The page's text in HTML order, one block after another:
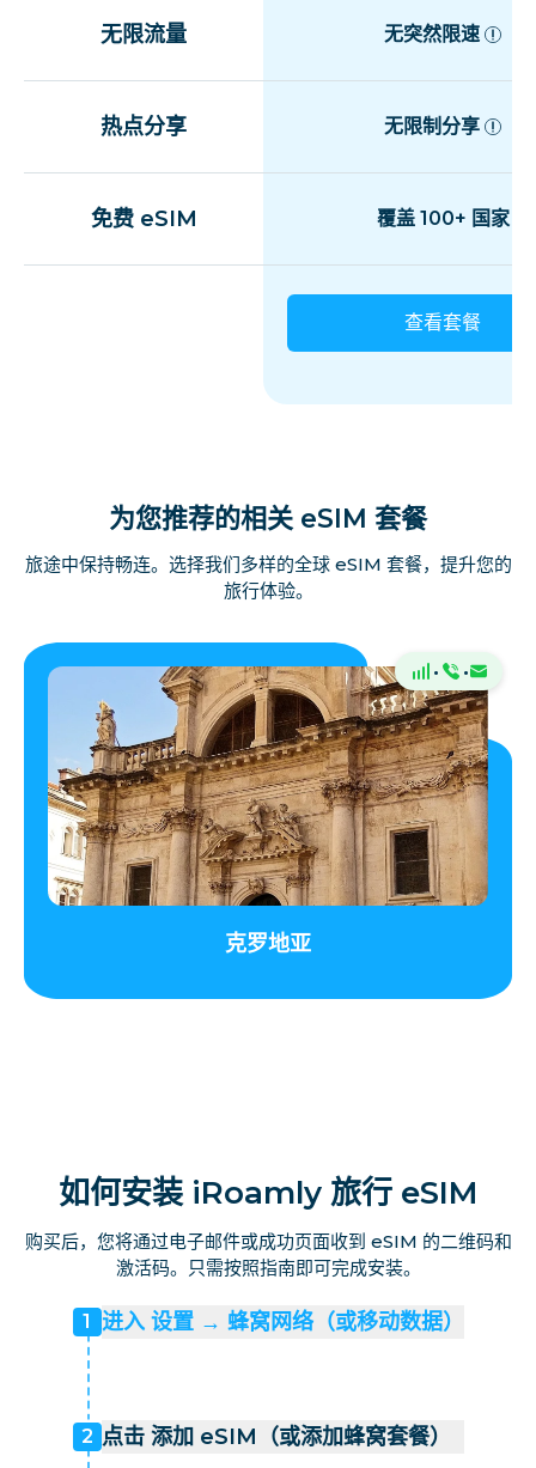
无限流量 无突然限速
热点分享 无限制分享
免费 eSIM 覆盖 100+ 国家
查看套餐
为您推荐的相关 eSIM 套餐
旅途中保持畅连。选择我们多样的全球 eSIM 套餐，提升您的
旅行体验。
· ·
克罗地亚
如何安装 iRoamly 旅行 eSIM
购买后，您将通过电子邮件或成功页面收到 eSIM 的二维码和
激活码。只需按照指南即可完成安装。
1 进入 设置 → 蜂窝网络（或移动数据）
2 点击 添加 eSIM（或添加蜂窝套餐）